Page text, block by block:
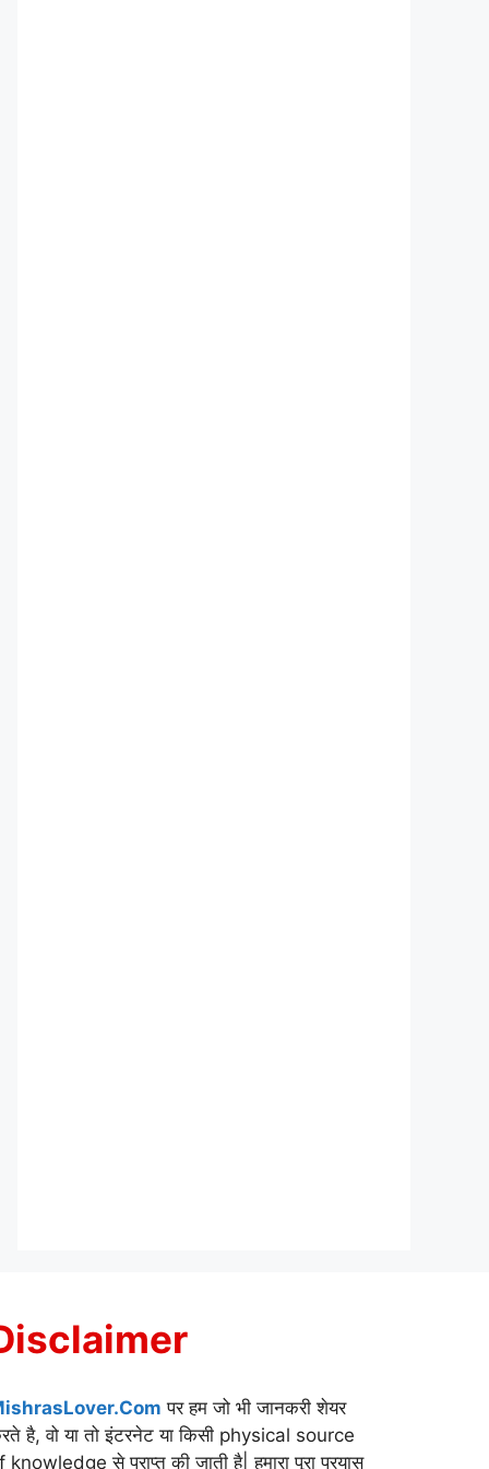
पर हम जो भी जानकरी शेयर
है, वो या तो इंटरनेट या किसी physical source
knowledge से प्राप्त की जाती है| हमारा पूरा प्रयास